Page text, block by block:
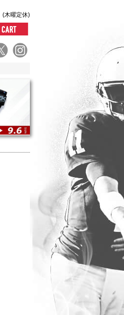
(木曜定休)